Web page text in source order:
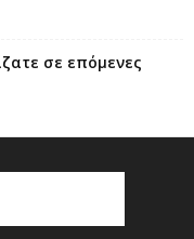
σε επόμενες